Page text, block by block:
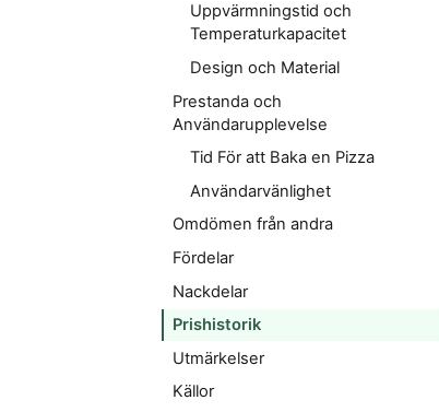
Uppvärmningstid och
Temperaturkapacitet
Design och Material
Prestanda och
Användarupplevelse
Tid För att Baka en Pizza
Användarvänlighet
Omdömen från andra
Fördelar
Nackdelar
Prishistorik
Utmärkelser
Källor